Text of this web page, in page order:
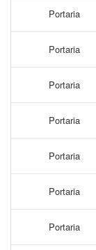
Portaria
Portaria
Portaria
Portaria
Portaria
Portaria
Portaria